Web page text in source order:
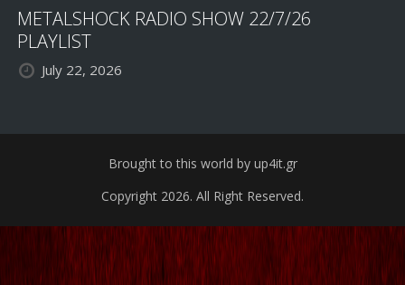
METALSHOCK RADIO SHOW 22/7/26
PLAYLIST
July 22, 2026
Brought to this world by up4it.gr
Copyright 2026. All Right Reserved.